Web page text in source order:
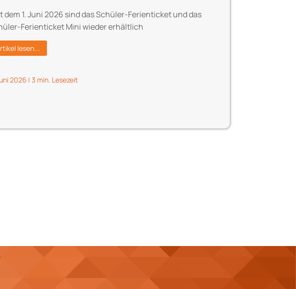
dem 1. Juni 2026 sind das Schüler-Ferienticket und das
Ferienticket Mini wieder erhältlich
lesen...
2026 | 3 min. Lesezeit